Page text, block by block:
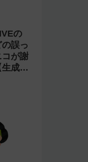
の
誤っ
が謝
生成